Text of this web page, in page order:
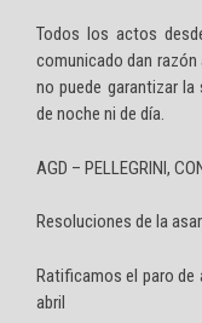
Todos los actos
comunicado dan
no puede garantizar
de noche ni de día.
AGD – PELLEGRINI,
Resoluciones de la
Ratificamos el paro de
abril